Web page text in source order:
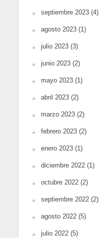
septiembre 2023(4)
agosto 2023(1)
julio 2023(3)
junio 2023(2)
mayo 2023(1)
abril 2023(2)
marzo 2023(2)
febrero 2023(2)
enero 2023(1)
diciembre 2022(1)
octubre 2022(2)
septiembre 2022(2)
agosto 2022(5)
julio 2022(5)